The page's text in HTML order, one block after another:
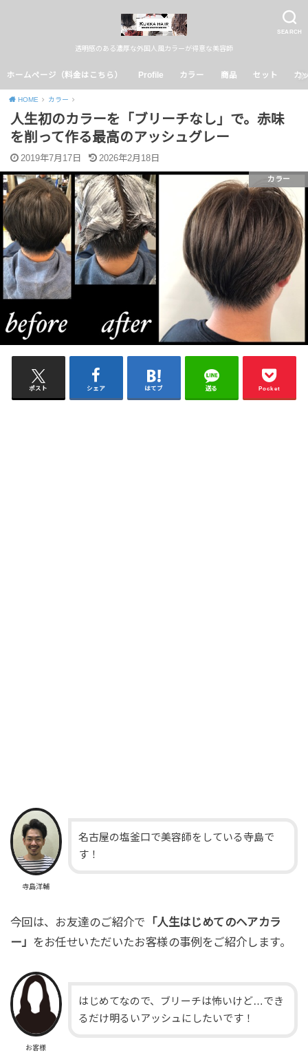
SEARCH
透明感のある濃厚な外国人風カラーが得意な美容師
ホームページ（料金はこちら） Profile カラー 商品 セット カ
HOME カラー
人生初のカラーを「ブリーチなし」で。赤味
を削って作る最高のアッシュグレー
2019年7月17日 2026年2月18日
カラー
ポスト シェア はてブ 送る Pocket
寺島洋輔
名古屋の塩釜口で美容師をしている寺島で
す！
今回は、お友達のご紹介で 「人生はじめてのヘアカラ
ー」 をお任せいただいたお客様の事例をご紹介します。
お客様
はじめてなので、ブリーチは怖いけど…でき
るだけ明るいアッシュにしたいです！